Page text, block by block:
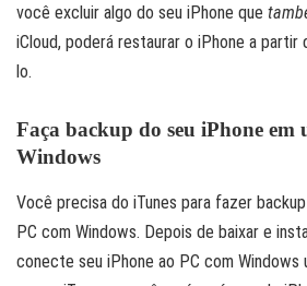
você excluir algo do seu iPhone que
iCloud, poderá restaurar o iPhone a partir
lo.
Faça backup do seu iPhone em
Windows
Você precisa do iTunes para fazer
PC com Windows. Depois de baixar e
conecte seu iPhone ao PC com Windows